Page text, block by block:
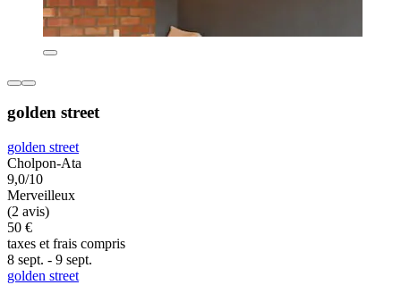
golden street
golden street
Cholpon-Ata
9,0/10
Merveilleux
(2 avis)
50 €
taxes et frais compris
8 sept. - 9 sept.
golden street